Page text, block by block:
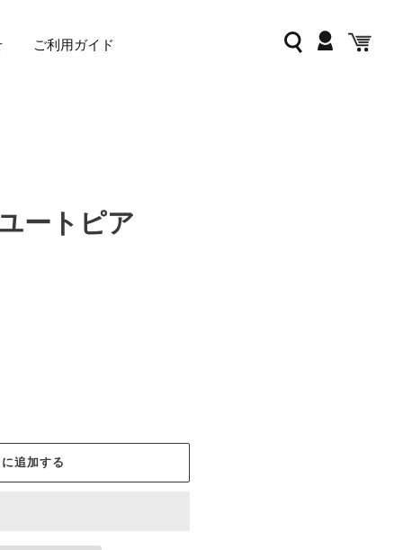
ご利用ガイド 検索 ログインカー
ートピア
追加する